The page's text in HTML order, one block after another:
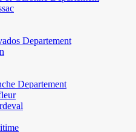
Departement
Departement